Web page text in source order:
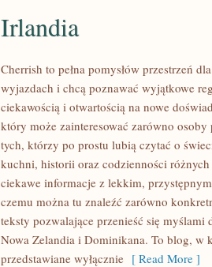
Irlandia
Cherrish to pełna pomysłów przestrzeń
wyjazdach i chcą poznawać wyjątkowe
ciekawością i otwartością na nowe
który może zainteresować zarówno
tych, którzy po prostu lubią czytać o
kuchni, historii oraz codzienności
ciekawe informacje z lekkim,
czemu można tu znaleźć zarówno
teksty pozwalające przenieść się myślami
Nowa Zelandia i Dominikana. To blog, w
przedstawiane wyłącznie [ Read More ]